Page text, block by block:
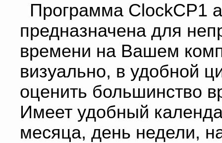
Программа ClockCP1
предназначена для
времени на Вашем
визуально, в удобной
оценить большинство
Имеет удобный
месяца, день недели,